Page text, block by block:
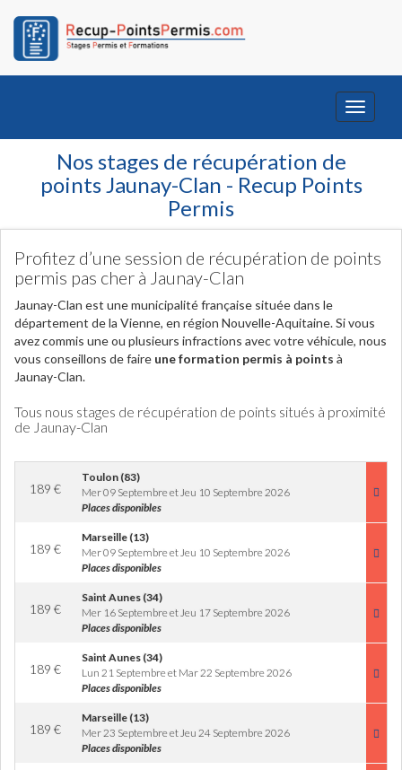
Toggle
Nos stages de récupération de
points Jaunay-Clan - Recup Points
Permis
Profitez d’une session de récupération de points
permis pas cher à Jaunay-Clan
Jaunay-Clan est une municipalité française située dans le
département de la Vienne, en région Nouvelle-Aquitaine. Si vous
avez commis une ou plusieurs infractions avec votre véhicule, nous
vous conseillons de faire une formation permis à points à
Jaunay-Clan.
Tous nous stages de récupération de points situés à proximité
de Jaunay-Clan
189 €
Toulon (83)
Mer 09 Septembre et Jeu 10 Septembre 2026
Places disponibles
189 €
Marseille (13)
Mer 09 Septembre et Jeu 10 Septembre 2026
Places disponibles
189 €
Saint Aunes (34)
Mer 16 Septembre et Jeu 17 Septembre 2026
Places disponibles
189 €
Saint Aunes (34)
Lun 21 Septembre et Mar 22 Septembre 2026
Places disponibles
189 €
Marseille (13)
Mer 23 Septembre et Jeu 24 Septembre 2026
Places disponibles